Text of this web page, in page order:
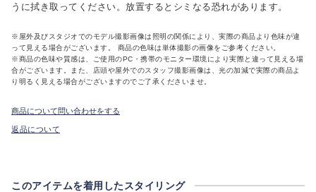
うに拭き取ってください。放置するとシミなる恐れがあります。
※屋外及びスタジオでのモデル撮影画像は照明の関係により、実際の商品より色味が違
って見える場合がございます。 商品の色味は単体撮影の画像をご参考ください。
※商品の色味や質感は、ご使用のPC・携帯のモニター環境により実際と違って見える場
合がございます。また、店頭や屋外でのスタッフ撮影画像は、光の加減で実際の商品よ
り明るく見える場合がございますのでご了承くださいませ。
商品について問い合わせをする
返品について
このアイテムを着用したスタイリング